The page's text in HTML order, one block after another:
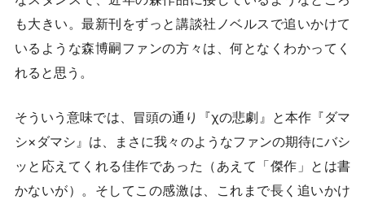
も大きい。最新刊をずっと講談社ノベルスで追いかけて
いるような森博嗣ファンの方々は、何となくわかってく
れると思う。
そういう意味では、冒頭の通り『χの悲劇』と本作『ダマ
シ×ダマシ』は、まさに我々のようなファンの期待にバシ
ッと応えてくれる佳作であった（あえて「傑作」とは書
かないが）。そしてこの感激は、これまで長く追いかけ